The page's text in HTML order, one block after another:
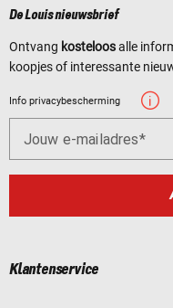
De Louis nieuwsbrief
Ontvang kosteloosalle
koopjes of interessante
Info privacybescherming
Jouw e-mailadres
Klantenservice